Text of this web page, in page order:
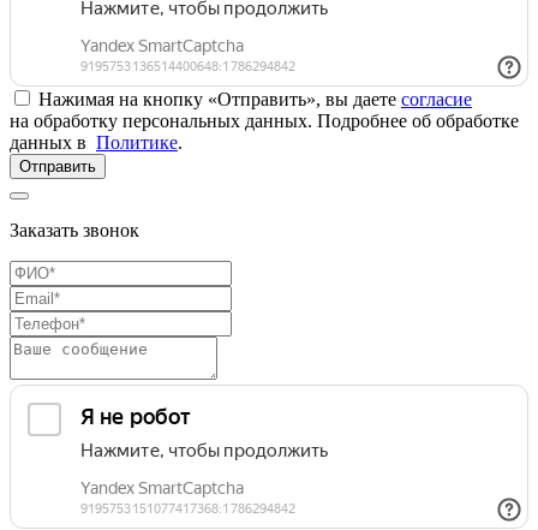
Нажимая на кнопку «Отправить», вы даете согласие
на обработку персональных данных. Подробнее об обработке
данных в Политике.
Отправить
Заказать звонок